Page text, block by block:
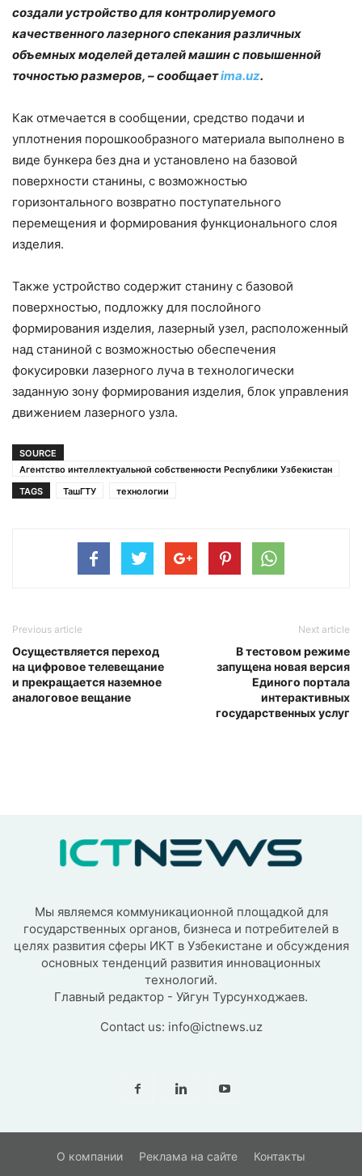
создали устройство для контролируемого
качественного лазерного спекания различных
объемных моделей деталей машин с повышенной
точностью размеров, – сообщаетima.uz.
Как отмечается в сообщении, средство подачи и
уплотнения порошкообразного материала выполнено в
виде бункера без дна и установлено на базовой
поверхности станины, с возможностью
горизонтального возвратно поступательного
перемещения и формирования функционального слоя
изделия.
Также устройство содержит станину с базовой
поверхностью, подложку для послойного
формирования изделия, лазерный узел, расположенный
над станиной с возможностью обеспечения
фокусировки лазерного луча в технологически
заданную зону формирования изделия, блок управления
движением лазерного узла.
SOURCE
Агентство интеллектуальной собственности Республики Узбекистан
TAGS
ТашГТУ технологии
Previous article
Осуществляется переход
на цифровое телевещание
и прекращается наземное
аналоговое вещание
Next article
В тестовом режиме
запущена новая версия
Единого портала
интерактивных
государственных услуг
Мы являемся коммуникационной площадкой для
государственных органов, бизнеса и потребителей в
целях развития сферы ИКТ в Узбекистане и обсуждения
основных тенденций развития инновационных
технологий.
Главный редактор - Уйгун Турсунходжаев.
Contact us: info@ictnews.uz
О компании Реклама на сайте Контакты